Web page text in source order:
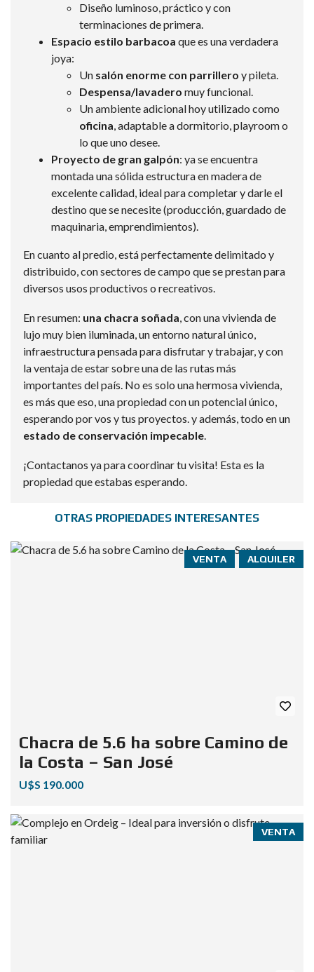
Diseño luminoso, práctico y con
terminaciones de primera.
Espacio estilo barbacoa que es una verdadera
joya:
Un salón enorme con parrillero y pileta.
Despensa/lavadero muy funcional.
Un ambiente adicional hoy utilizado como
oficina, adaptable a dormitorio, playroom o
lo que uno desee.
Proyecto de gran galpón: ya se encuentra
montada una sólida estructura en madera de
excelente calidad, ideal para completar y darle el
destino que se necesite (producción, guardado de
maquinaria, emprendimientos).
En cuanto al predio, está perfectamente delimitado y
distribuido, con sectores de campo que se prestan para
diversos usos productivos o recreativos.
En resumen: una chacra soñada, con una vivienda de
lujo muy bien iluminada, un entorno natural único,
infraestructura pensada para disfrutar y trabajar, y con
la ventaja de estar sobre una de las rutas más
importantes del país. No es solo una hermosa vivienda,
es más que eso, una propiedad con un potencial único,
esperando por vos y tus proyectos. y además, todo en un
estado de conservación impecable.
¡Contactanos ya para coordinar tu visita! Esta es la
propiedad que estabas esperando.
OTRAS PROPIEDADES INTERESANTES
ALQUILER
VENTA
Chacra de 5.6 ha sobre Camino de
la Costa – San José
U$S 190.000
VENTA